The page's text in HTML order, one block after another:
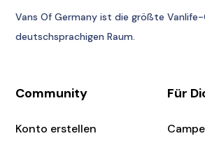
Vans Of Germany ist die größte
deutschsprachigen Raum.
Community
Konto erstellen
Für